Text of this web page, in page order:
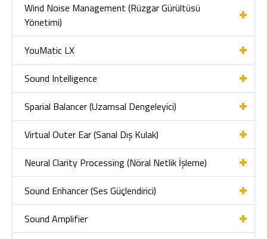
Wind Noise Management (Rüzgar Gürültüsü
Yönetimi)
YouMatic LX
Sound Intelligence
Sparial Balancer (Uzamsal Dengeleyici)
Virtual Outer Ear (Sanal Dış Kulak)
Neural Clarity Processing (Nöral Netlik İşleme)
Sound Enhancer (Ses Güçlendirici)
Sound Amplifier